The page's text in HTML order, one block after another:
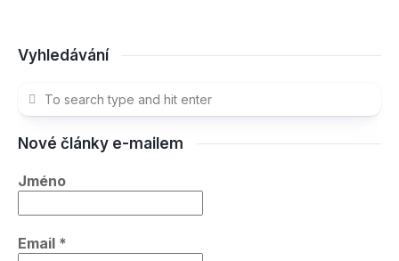
Vyhledávání
Nové články e-mailem
Jméno
Email *